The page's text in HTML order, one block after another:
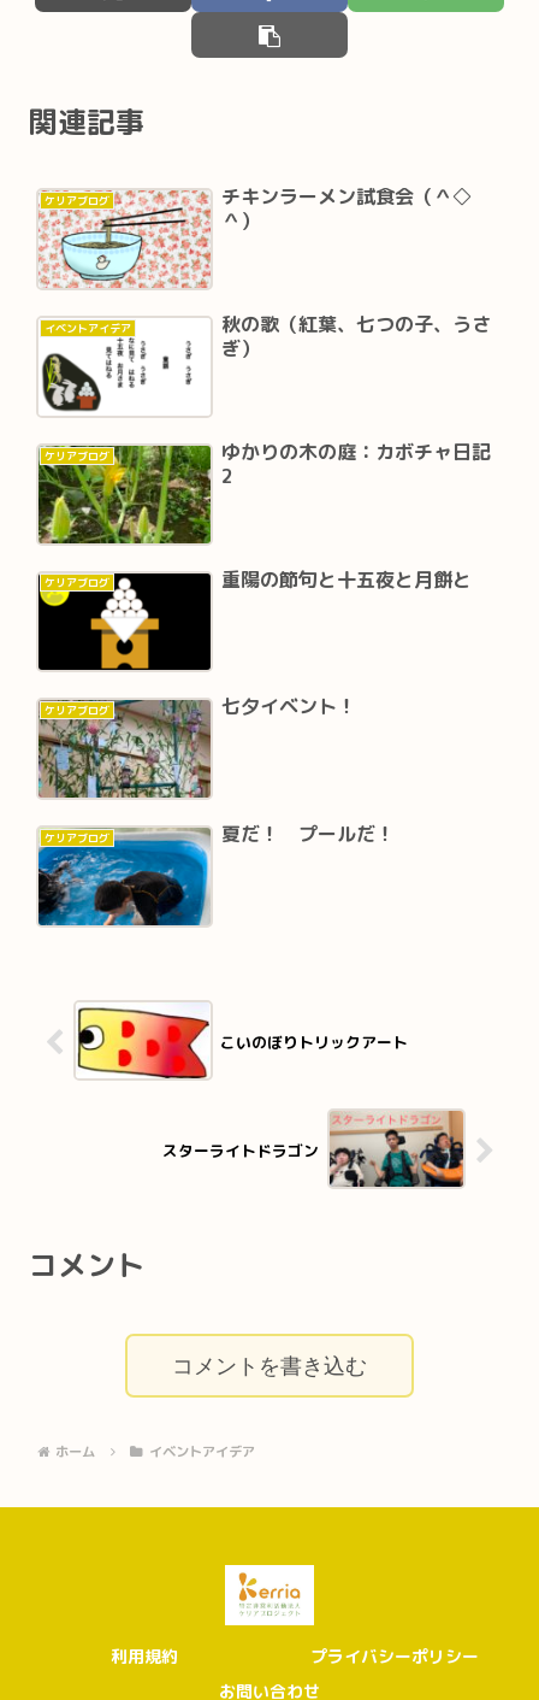
関連記事
ケリアブログ
チキンラーメン試食会（＾◇
＾）
イベントアイデア
秋の歌（紅葉、七つの子、うさ
ぎ）
ケリアブログ
ゆかりの木の庭：カボチャ日記
2
ケリアブログ 重陽の節句と十五夜と月餅と
ケリアブログ 七夕イベント！
ケリアブログ 夏だ！ プールだ！
こいのぼりトリックアート
スターライトドラゴン
コメント
コメントを書き込む
ホーム イベントアイデア
利用規約
プライバシーポリシー
お問い合わせ